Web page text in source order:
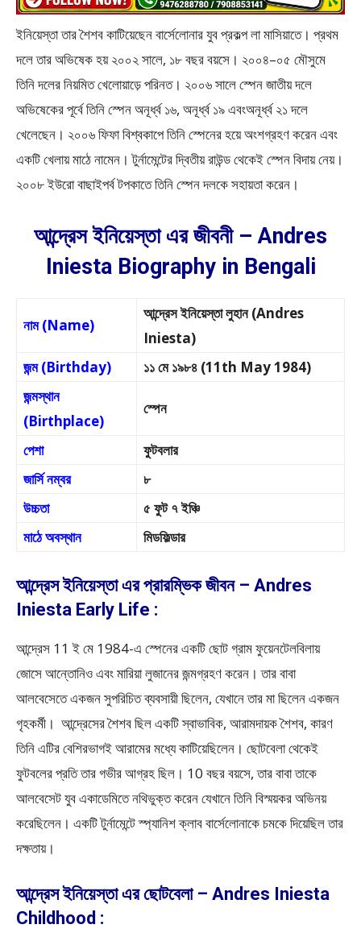
ইনিয়েস্তা তার শৈশব কাটিয়েছেন বার্সেলোনার যুব প্রকল্প লা মাসিয়াতে। প্রথম
দলে তার অভিষেক হয় ২০০২ সালে, ১৮ বছর বয়সে। ২০০৪–০৫ মৌসুমে
তিনি দলের নিয়মিত খেলোয়াড়ে পরিনত। ২০০৬ সালে স্পেন জাতীয় দলে
অভিষেকের পূর্বে তিনি স্পেন অনূর্ধ্ব ১৬, অনূর্ধ্ব ১৯ এবংঅনূর্ধ্ব ২১ দলে
খেলেছেন। ২০০৬ ফিফা বিশ্বকাপে তিনি স্পেনের হয়ে অংশগ্রহণ করেন এবং
একটি খেলায় মাঠে নামেন। টুর্নামেন্টের দ্বিতীয় রাউন্ড থেকেই স্পেন বিদায় নেয়।
২০০৮ ইউরো বাছাইপর্ব টপকাতে তিনি স্পেন দলকে সহায়তা করেন।
আন্দ্রেস ইনিয়েস্তা এর জীবনী – Andres
Iniesta Biography in Bengali
নাম (Name)
আন্দ্রেস ইনিয়েস্তা লুহান (Andres
Iniesta)
জন্ম (Birthday)
১১ মে ১৯৮৪ (11th May 1984)
জন্মস্থান
(Birthplace)
স্পেন
পেশা
ফুটবলার
জার্সি নম্বর
৮
উচ্চতা
৫ ফুট ৭ ইঞ্চি
মাঠে অবস্থান
মিডফিল্ডার
আন্দ্রেস ইনিয়েস্তা এর প্রারম্ভিক জীবন – Andres
Iniesta Early Life :
আন্দ্রেস 11 ই মে 1984-এ স্পেনের একটি ছোট গ্রাম ফুয়েনটেলবিলায়
জোসে আন্তোনিও এবং মারিয়া লুজানের জন্মগ্রহণ করেন। তার বাবা
আলবেসেতে একজন সুপরিচিত ব্যবসায়ী ছিলেন, যেখানে তার মা ছিলেন একজন
গৃহকর্মী। আন্দ্রেসের শৈশব ছিল একটি স্বাভাবিক, আরামদায়ক শৈশব, কারণ
তিনি এটির বেশিরভাগই আরামের মধ্যে কাটিয়েছিলেন। ছোটবেলা থেকেই
ফুটবলের প্রতি তার গভীর আগ্রহ ছিল। 10 বছর বয়সে, তার বাবা তাকে
আলবেসেট যুব একাডেমিতে নথিভুক্ত করেন যেখানে তিনি বিস্ময়কর অভিনয়
করেছিলেন। একটি টুর্নামেন্টে স্প্যানিশ ক্লাব বার্সেলোনাকে চমকে দিয়েছিল তার
দক্ষতায়।
আন্দ্রেস ইনিয়েস্তা এর ছোটবেলা – Andres Iniesta
Childhood :